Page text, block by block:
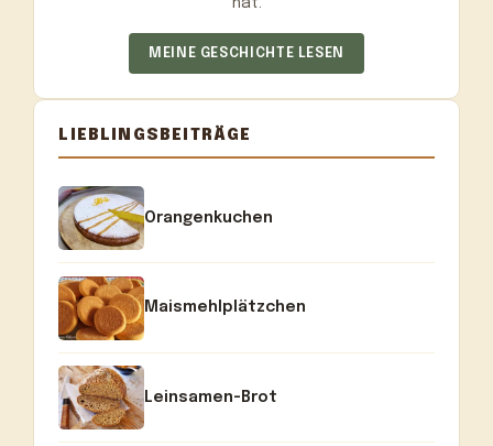
hat.
MEINE GESCHICHTE LESEN
LIEBLINGSBEITRÄGE
Orangenkuchen
Maismehlplätzchen
Leinsamen-Brot